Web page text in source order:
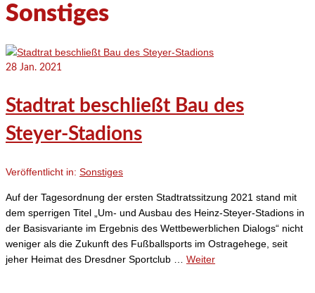
Sonstiges
28 Jan. 2021
Stadtrat beschließt Bau des
Steyer-Stadions
Veröffentlicht in: Sonstiges
Auf der Tagesordnung der ersten Stadtratssitzung 2021 stand mit
dem sperrigen Titel „Um- und Ausbau des Heinz-Steyer-Stadions in
der Basisvariante im Ergebnis des Wettbewerblichen Dialogs“ nicht
weniger als die Zukunft des Fußballsports im Ostragehege, seit
jeher Heimat des Dresdner Sportclub … Weiter